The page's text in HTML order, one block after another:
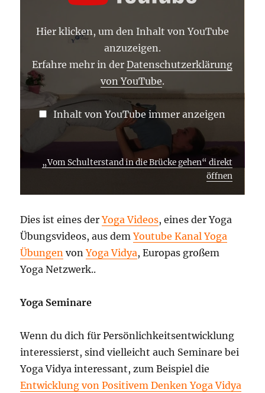
VON
YOUTUBE
ANZEIGEN
Hier klicken, um den Inhalt von YouTube
anzuzeigen.
Erfahre mehr in derDatenschutzerklärung
von YouTube.
Inhalt von YouTube immer anzeigen
„Vom Schulterstand in die Brücke gehen“ direkt
öffnen
Dies ist eines derYoga Videos, eines der Yoga
Übungsvideos, aus demYoutube Kanal Yoga
Übungen vonYoga Vidya, Europas großem
Yoga Netzwerk..
Yoga Seminare
Wenn du dich für Persönlichkeitsentwicklung
interessierst, sind vielleicht auch Seminare bei
Yoga Vidya interessant, zum Beispiel die
Entwicklung von Positivem Denken Yoga Vidya